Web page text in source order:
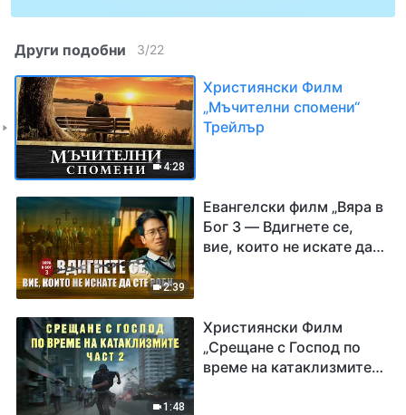
Други подобни 3/22
4:28
Християнски Филм
„Мъчителни спомени“
Трейлър
2:39
Евангелски филм „Вяра в
Бог 3 — Вдигнете се,
вие, които не искате да
1:48
Християнски Филм
„Срещане с Господ по
време на катаклизмите“